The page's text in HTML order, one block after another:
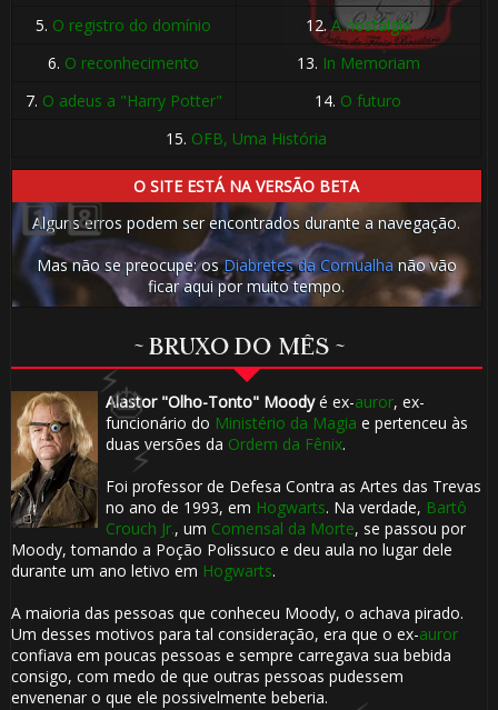
5. O registro do domínio 12.A nostalgia
6. O reconhecimento 13. In Memoriam
7. O adeus a "Harry Potter" 14. O futuro
15. OFB, Uma História
O SITE ESTÁ NA VERSÃO BETA
Alguns erros podem ser encontrados durante a navegação.
Mas não se preocupe: osDiabretes da Cornualha não vão
ficar aqui por muito tempo.
~ BRUXO DO MÊS ~
Alastor "Olho-Tonto" Moodyé ex-auror, ex-
funcionário do Ministério da Magia e pertenceu às
duas versões da Ordem da Fênix.
Foi professor de Defesa Contra as Artes das Trevas
no ano de 1993, em Hogwarts. Na verdade, Bartô
Crouch Jr., um Comensal da Morte, se passou por
Moody, tomando a Poção Polissuco e deu aula no lugar dele
durante um ano letivo em Hogwarts.
A maioria das pessoas que conheceu Moody, o achava pirado.
Um desses motivos para tal consideração, era que o ex-auror
confiava em poucas pessoas e sempre carregava sua bebida
consigo, com medo de que outras pessoas pudessem
envenenar o que ele possivelmente beberia.
8️⃣
⚡
1️⃣ 8️⃣